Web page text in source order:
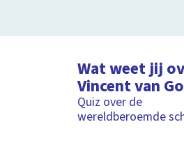
Wat weet jij
Vincent van
Quiz over de
wereldberoemde